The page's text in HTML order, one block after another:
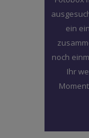
ein
noch
Ihr